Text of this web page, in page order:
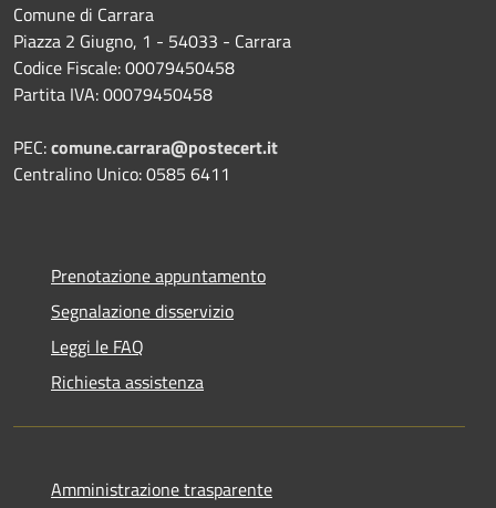
Comune di Carrara
Piazza 2 Giugno, 1 - 54033 - Carrara
Codice Fiscale: 00079450458
Partita IVA: 00079450458
PEC:comune.carrara@postecert.it
Centralino Unico: 0585 6411
Prenotazione appuntamento
Segnalazione disservizio
Leggi le FAQ
Richiesta assistenza
Amministrazione trasparente